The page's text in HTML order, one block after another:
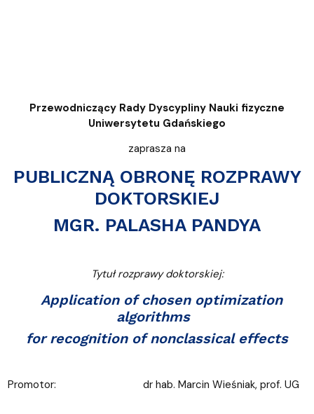
Przewodniczący Rady Dyscypliny Nauki fizyczne
Uniwersytetu Gdańskiego
zaprasza na
PUBLICZNĄ OBRONĘ ROZPRAWY
DOKTORSKIEJ
MGR. PALASHA PANDYA
Tytuł rozprawy doktorskiej:
Application of chosen optimization
algorithms
for recognition of nonclassical effects
Promotor: dr hab. Marcin Wieśniak, prof. UG